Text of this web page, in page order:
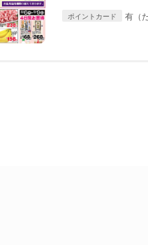
ポイントカード 有（